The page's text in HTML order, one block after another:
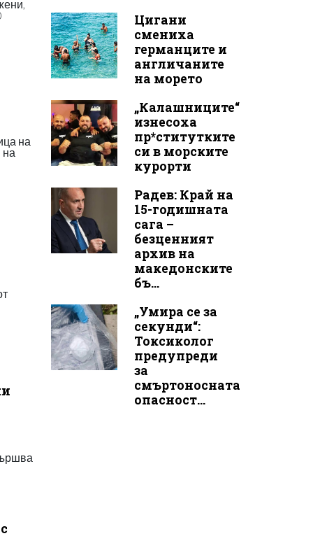
на
на
Цигани
смениха
германците и
англичаните
на морето
„Калашниците“
изнесоха
пр*ститутките
си в морските
курорти
Радев: Край на
15-годишната
сага –
безценният
архив на
македонските
бъ...
„Умира се за
секунди“:
Токсиколог
предупреди
за
смъртоносната
опасност...